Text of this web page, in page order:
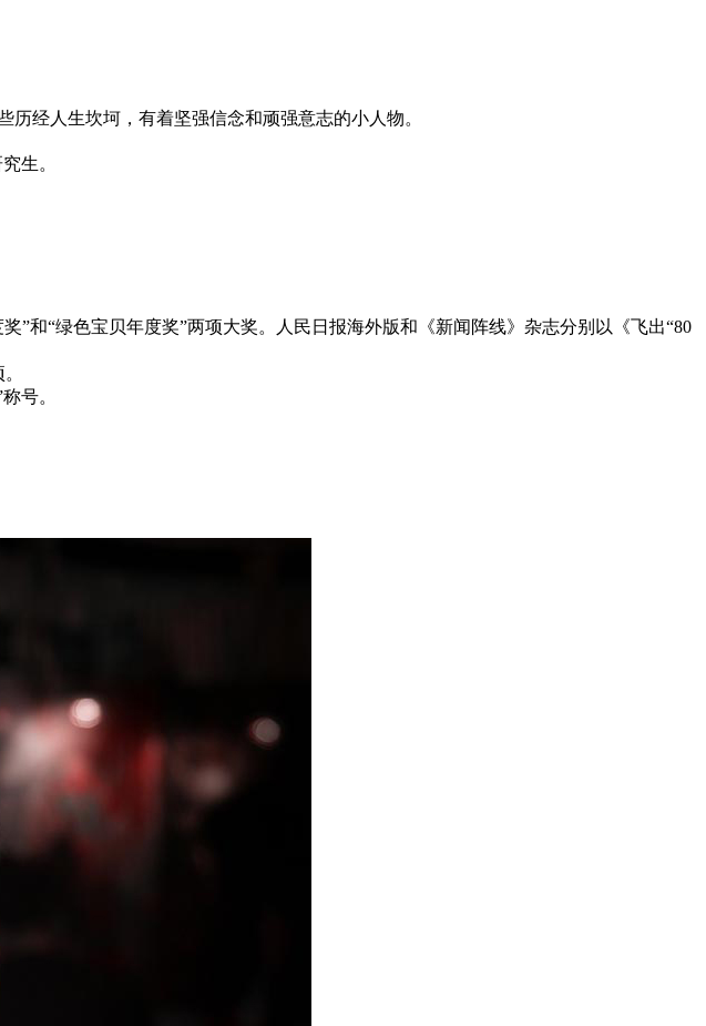
经人生坎坷，有着坚强信念和顽强意志的小人物。
生。
和“绿色宝贝年度奖”两项大奖。人民日报海外版和《新闻阵线》杂志分别以《飞出“80
号。